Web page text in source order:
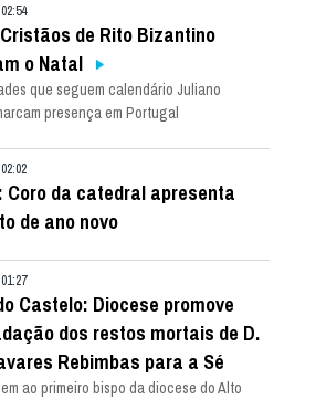
de Rito Bizantino
o Natal
que seguem calendário Juliano
presença em Portugal
Coro da catedral apresenta
de ano novo
Castelo: Diocese promove
dos restos mortais de D.
Rebimbas para a Sé
ao primeiro bispo da diocese do Alto